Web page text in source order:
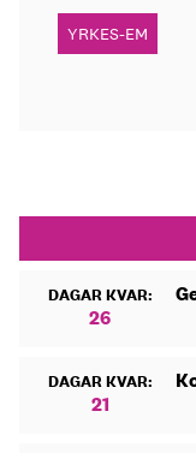
YRKES-EM
DAGAR KVAR:
26
DAGAR KVAR:
21